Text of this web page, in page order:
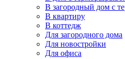
В загородный дом с
В квартиру
В коттедж
Для загородного дома
Для новостройки
Для офиса